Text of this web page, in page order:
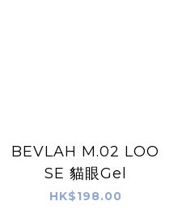
BEVLAH M.02 LOO
SE 貓眼Gel
HK$198.00